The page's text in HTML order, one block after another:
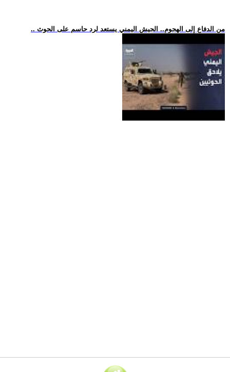
.. من الدفاع إلى الهجوم.. الجيش اليمني يستعد لرد حاسم على الحوث